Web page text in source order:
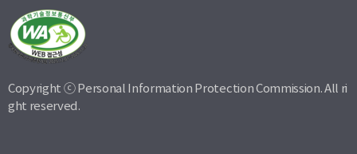
Copyright ⓒ Personal Information Protection Commission. All ri
ght reserved.